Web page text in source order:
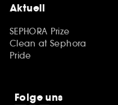
Aktuell
SEPHORA Prize
Clean at Sephora
Pride
Folge uns